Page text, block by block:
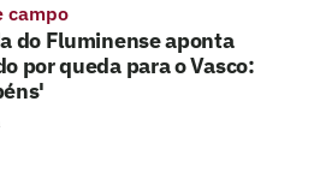
campo
do Fluminense aponta
por queda para o Vasco: